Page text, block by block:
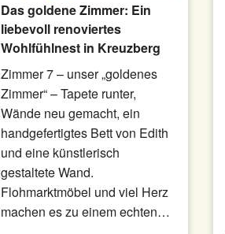
Das goldene Zimmer: Ein
liebevoll renoviertes
Wohlfühlnest in Kreuzberg
Zimmer 7 – unser „goldenes
Zimmer“ – Tapete runter,
Wände neu gemacht, ein
handgefertigtes Bett von Edith
und eine künstlerisch
gestaltete Wand.
Flohmarktmöbel und viel Herz
machen es zu einem echten…